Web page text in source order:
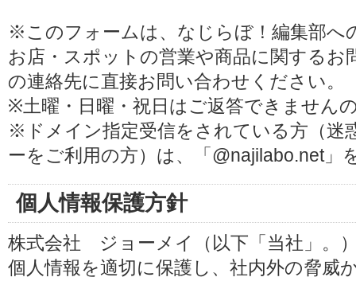
※このフォームは、なじらぼ！編集部へ
お店・スポットの営業や商品に関する
の連絡先に直接お問い合わせください。
※土曜・日曜・祝日はご返答できません
※ドメイン指定受信をされている方（迷
ーをご利用の方）は、「@najilabo.net」
個人情報保護方針
株式会社 ジョーメイ（以下「当社」。
個人情報を適切に保護し、社内外の脅威